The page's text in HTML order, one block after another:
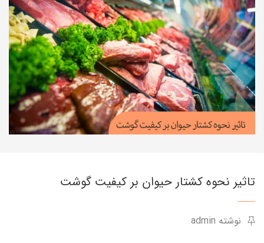
تاثیر نحوه کشتار حیوان بر کیفیت گوشت
نوشته admin